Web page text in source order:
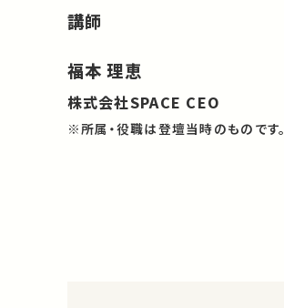
講師
福本 理恵
株式会社SPACE CEO
※所属・役職は登壇当時のものです。